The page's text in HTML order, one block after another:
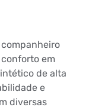
companheiro
em
de alta
e
diversas